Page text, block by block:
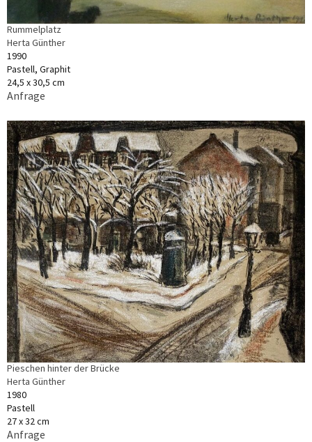
Rummelplatz
Herta Günther
1990
Pastell, Graphit
24,5 x 30,5 cm
Anfrage
Pieschen hinter der Brücke
Herta Günther
1980
Pastell
27 x 32 cm
Anfrage